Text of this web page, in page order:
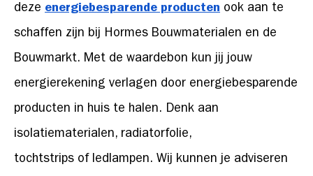
deze energiebesparende producten ook aan te
schaffen zijn bij Hormes Bouwmaterialen en de
Bouwmarkt. Met de waardebon kun jij jouw
energierekening verlagen door energiebesparende
producten in huis te halen. Denk aan
isolatiematerialen, radiatorfolie,
tochtstrips of ledlampen. Wij kunnen je adviseren